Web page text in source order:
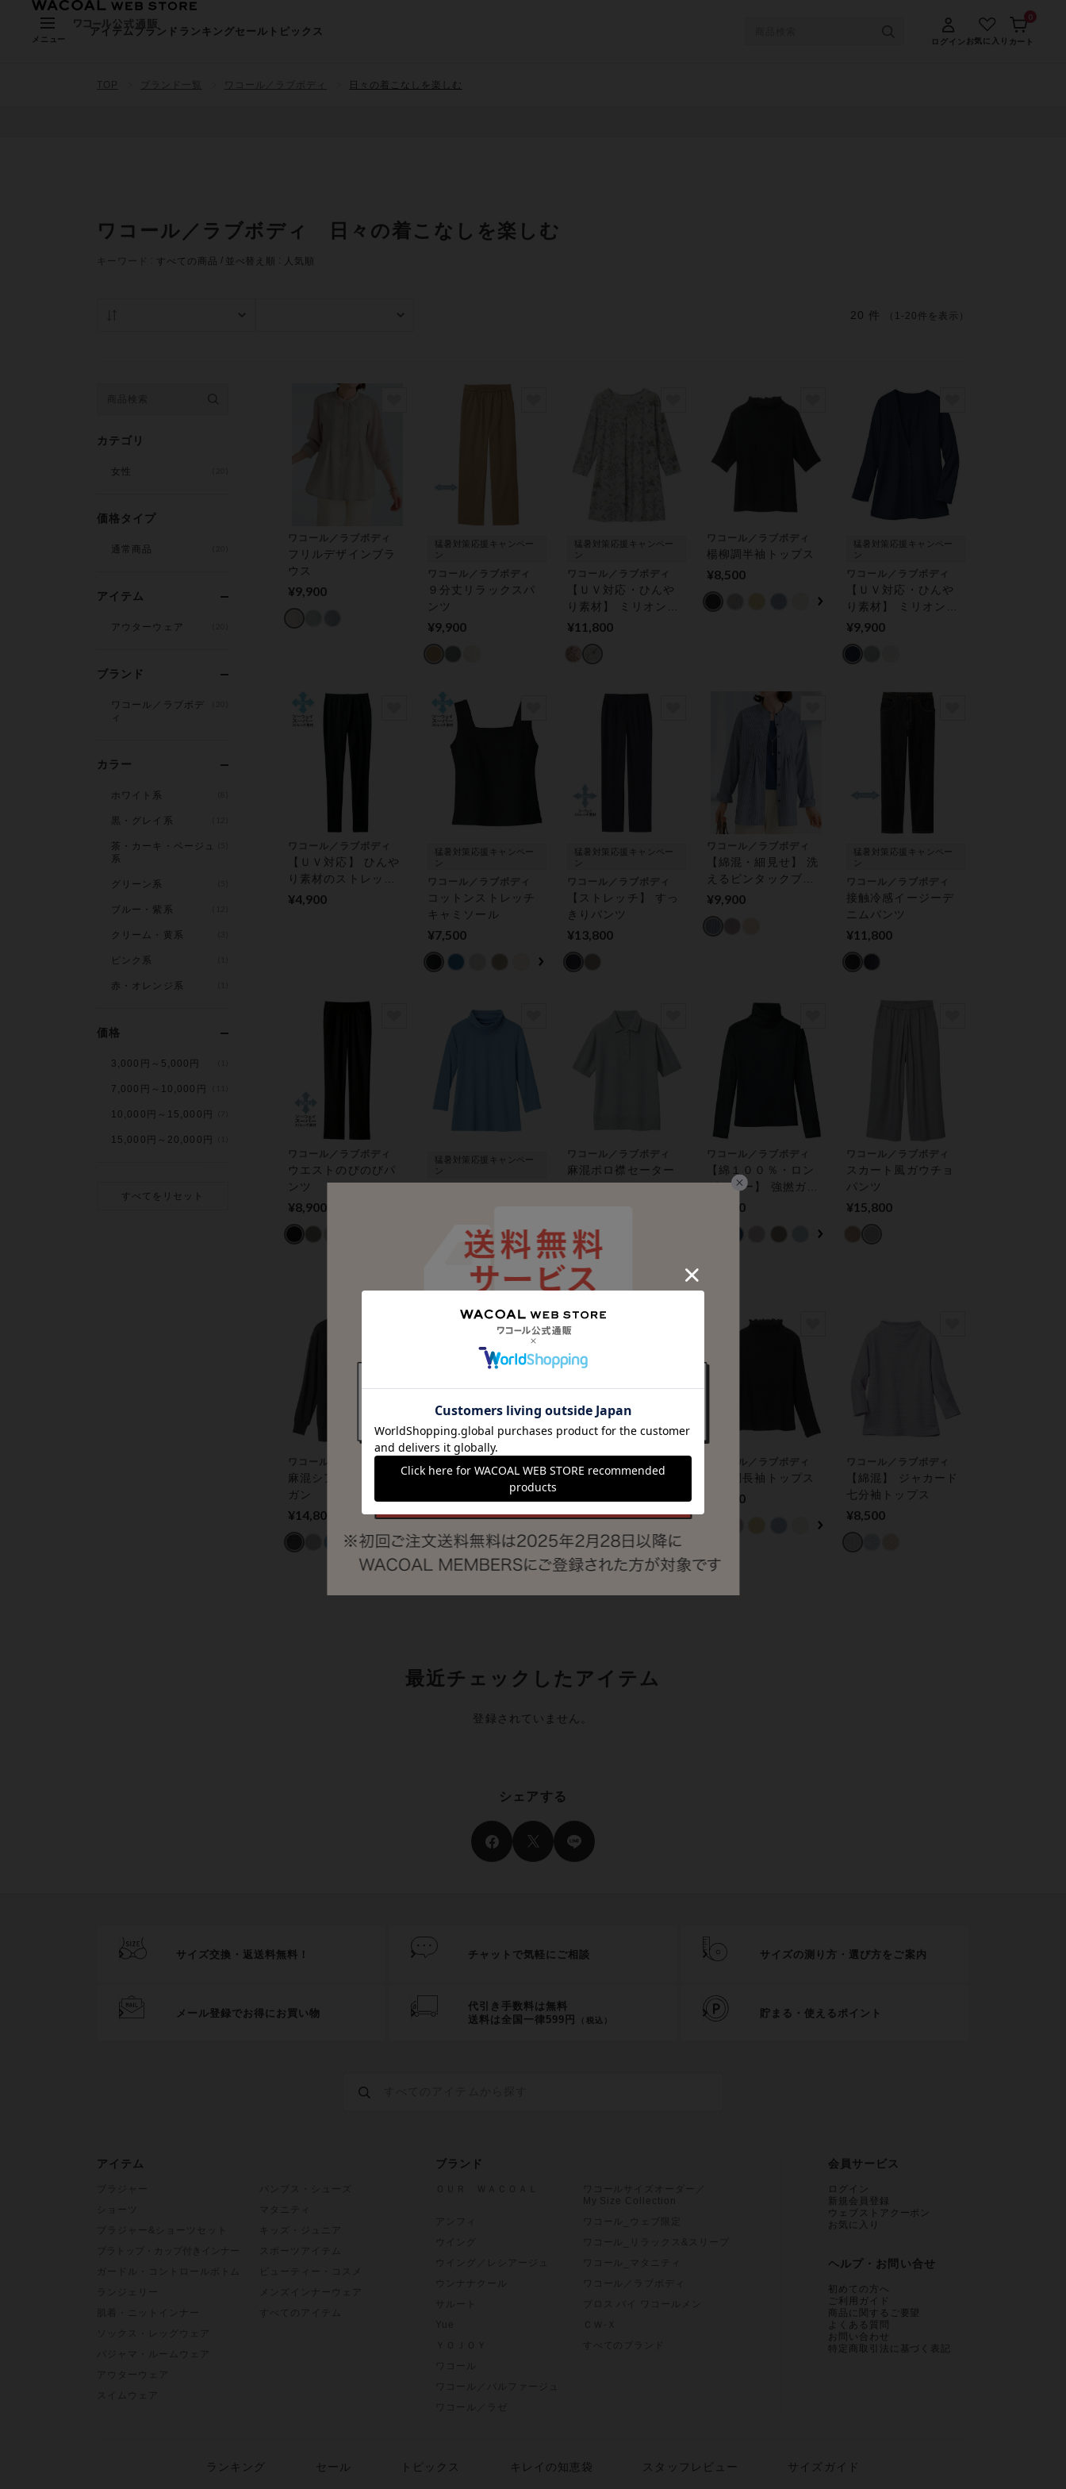
メニュー
アイテム ブランド ランキングセール トピックス
ログイン お気に入り カート
0
TOP ブランド一覧 ワコール／ラブボディ 日々の着こなしを楽しむ
ワコール／ラブボディ 日々の着こなしを楽しむ
キーワード すべての商品 並べ替え順 人気順
20 件 （1-20件を表示）
カテゴリ
女性
価格タイプ
通常商品
アイテム
アウターウェア
ブランド
ワコール／ラブボデ
ィ
カラー
ホワイト系
黒・グレイ系
茶・カーキ・ベージュ
系
グリーン系
ブルー・紫系
クリーム・黄系
ピンク系
赤・オレンジ系
価格
3,000円～5,000円
7,000円～10,000円
10,000円～15,000円
15,000円～20,000円
すべてをリセット
ワコール／ラブボディ
フリルデザインブラ
ウス
¥9,900
猛暑対策応援キャンペー
ン
ワコール／ラブボディ
９分丈リラックスパ
ンツ
¥9,900
猛暑対策応援キャンペー
ン
ワコール／ラブボディ
【ＵＶ対応・ひんや
り素材】 ミリオンア
イス更紗柄チュニッ
¥11,800
ワコール／ラブボディ
楊柳調半袖トップス
¥8,500
猛暑対策応援キャンペー
ン
ワコール／ラブボディ
【ＵＶ対応・ひんや
り素材】 ミリオンア
イスカーディガン
¥9,900
ワコール／ラブボディ
【ＵＶ対応】 ひんや
り素材のストレッチ
レギンス
¥4,900
猛暑対策応援キャンペー
ン
ワコール／ラブボディ
コットンストレッチ
キャミソール
¥7,500
猛暑対策応援キャンペー
ン
ワコール／ラブボディ
【ストレッチ】 すっ
きりパンツ
¥13,800
ワコール／ラブボディ
【綿混・細見せ】 洗
えるピンタックブラ
ウザー
¥9,900
猛暑対策応援キャンペー
ン
ワコール／ラブボディ
接触冷感イージーデ
ニムパンツ
¥11,800
ワコール／ラブボディ
ウエストのびのびパ
ンツ
¥8,900
猛暑対策応援キャンペー
ン
イスハイネックトッ
¥7,500
ワコール／ラブボディ
麻混ポロ襟セーター
ワコール／ラブボディ
【綿１００％・ロン
グセラー】 強撚ガー
ゼトップス
¥7,900
ワコール／ラブボディ
スカート風ガウチョ
パンツ
¥15,800
ワコール／ラブボディ
麻混シアーカーディ
ガン
¥14,800
麻混ハイネックセー
¥12,800
麻混チュニックプル
¥13,800
ワコール／ラブボディ
楊柳調長袖トップス
¥8,900
ワコール／ラブボディ
【綿混】 ジャカード
七分袖トップス
¥8,500
最近チェックしたアイテム
登録されていません。
シェアする
サイズ交換・返送料無料！ チャットで気軽にご相談 サイズの測り方・選び方をご案内
メール登録でお得にお買い物
代引き手数料は無料
送料は全国一律599円
（税込）
貯まる・使えるポイント
アイテム ブランド 会員サービス
ログイン
新規会員登録
ウェブストアクーポン
お気に入り
ヘルプ・お問い合せ
初めての方へ
ご利用ガイド
商品に関するご要望
よくある質問
お問い合わせ
特定商取引法に基づく表記
ランキング セール トピックス キレイの知恵袋 スタッフレビュー サイズガイド